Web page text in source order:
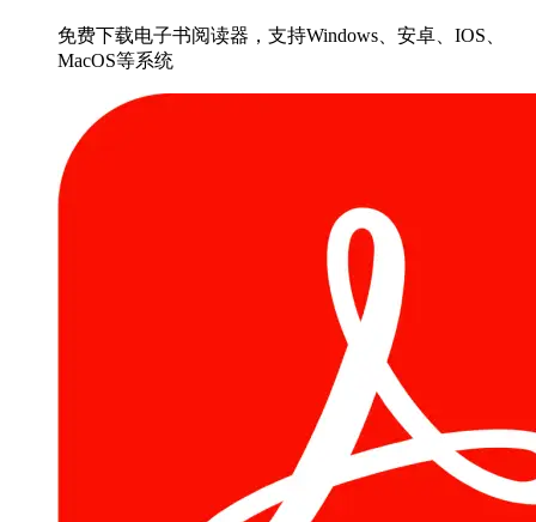
免费下载电子书阅读器，支持Windows、安卓、IOS、
MacOS等系统